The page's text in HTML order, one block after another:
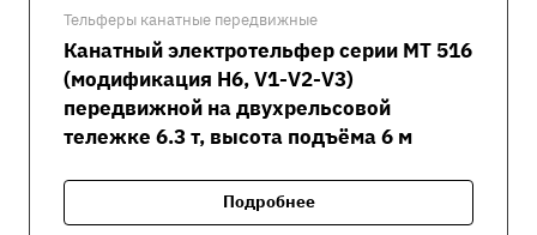
Тельферы канатные передвижные
Канатный электротельфер серии MT 516
(модификация H6, V1-V2-V3)
передвижной на двухрельсовой
тележке 6.3 т, высота подъёма 6 м
Подробнее